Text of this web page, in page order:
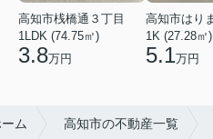
高知市桟橋通３丁目
1LDK (74.75㎡)
3.8万円
1K (27.28㎡)
5.1万円
ム 高知市の不動産一覧